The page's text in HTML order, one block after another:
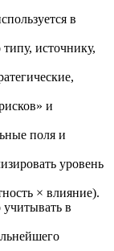
в
источнику,
и
поля и
уровень
× влияние).
в